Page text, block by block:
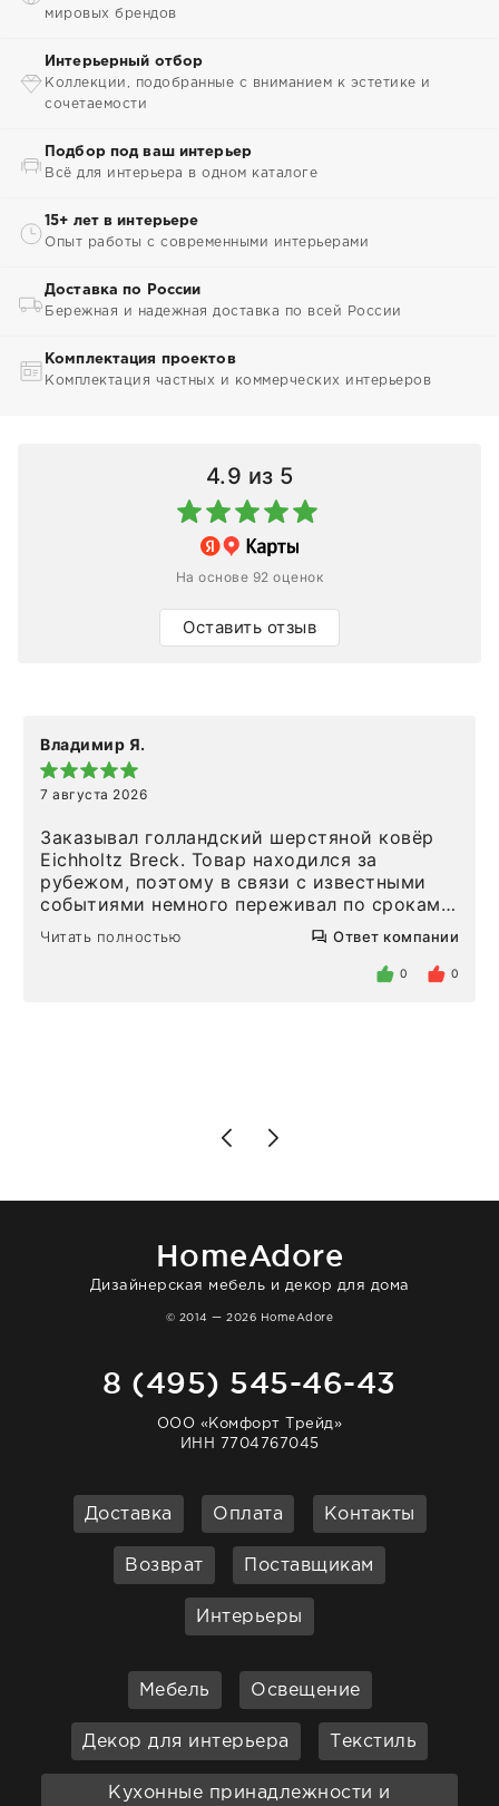
мировых брендов
Интерьерный отбор
Коллекции, подобранные с вниманием к эстетике и
сочетаемости
Подбор под ваш интерьер
Всё для интерьера в одном каталоге
15+ лет в интерьере
Опыт работы с современными интерьерами
Доставка по России
Бережная и надежная доставка по всей России
Комплектация проектов
Комплектация частных и коммерческих интерьеров
4.9 из 5
На основе 92 оценок
Оставить отзыв
Владимир Я.
7 августа 2026
Заказывал голландский шерстяной ковёр
Eichholtz Breck. Товар находился за
рубежом, поэтому в связи с известными
событиями немного переживал по срокам.
Но homeadore привезли ровно в
определенное в договоре время, без
то качество выше всяких похвал. Выглядит
Читать полностью Ответ компании
0 0
HomeAdore
Дизайнерская мебель и декор для дома
© 2014 — 2026 HomeAdore
8 (495) 545-46-43
ООО «Комфорт Трейд»
ИНН 7704767045
Доставка Оплата Контакты
Возврат Поставщикам
Интерьеры
Мебель Освещение
Декор для интерьера Текстиль
Кухонные принадлежности и